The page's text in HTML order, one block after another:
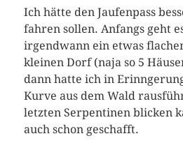
Ich hätte den Jaufenpass
fahren sollen. Anfangs geht
irgendwann ein etwas
kleinen Dorf (naja so 5
dann hatte ich in
Kurve aus dem Wald
letzten Serpentinen blicken
auch schon geschafft.